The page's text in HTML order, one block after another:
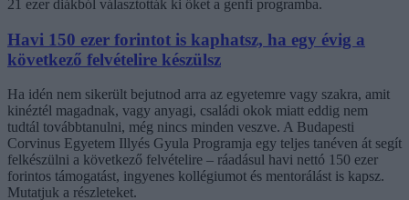
21 ezer diákból választották ki őket a genfi programba.
Havi 150 ezer forintot is kaphatsz, ha egy évig a
következő felvételire készülsz
Ha idén nem sikerült bejutnod arra az egyetemre vagy szakra, amit
kinéztél magadnak, vagy anyagi, családi okok miatt eddig nem
tudtál továbbtanulni, még nincs minden veszve. A Budapesti
Corvinus Egyetem Illyés Gyula Programja egy teljes tanéven át segít
felkészülni a következő felvételire – ráadásul havi nettó 150 ezer
forintos támogatást, ingyenes kollégiumot és mentorálást is kapsz.
Mutatjuk a részleteket.